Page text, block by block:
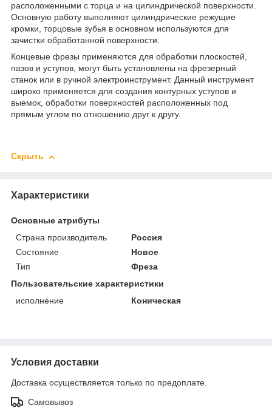
расположенными с торца и на цилиндрической поверхности.
Основную работу выполняют цилиндрические режущие
кромки, торцовые зубья в основном используются для
зачистки обработанной поверхности.
Концевые фрезы применяются для обработки плоскостей,
пазов и уступов, могут быть установлены на фрезерный
станок или в ручной электроинструмент. Данный инструмент
широко применяется для создания контурных уступов и
выемок, обработки поверхностей расположенных под
прямым углом по отношению друг к другу.
Скрыть
Характеристики
Основные атрибуты
Страна производитель
Россия
Состояние
Новое
Тип
Фреза
Пользовательские характеристики
исполнение
Коническая
Условия доставки
Доставка осуществляется только по предоплате.
Самовывоз